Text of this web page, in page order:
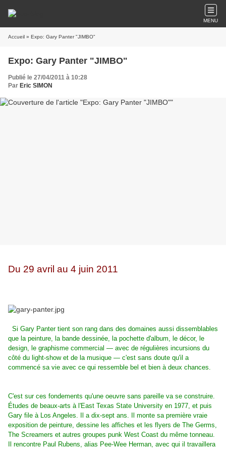
MENU
Accueil » Expo: Gary Panter "JIMBO"
Expo: Gary Panter "JIMBO"
Publié le 27/04/2011 à 10:28
Par Eric SIMON
Du 29 avril au 4 juin 2011
Si Gary Panter tient son rang dans des domaines aussi dissemblables
que la peinture, la bande dessinée, la pochette d'album, le décor, le
design, le graphisme commercial — avec de régulières incursions du
côté du light-show et de la musique — c'est sans doute qu'il a
commencé sa vie avec ce qui ressemble bel et bien à deux chances.
C'est sur ces fondements qu'une oeuvre sans pareille va se construire.
Études de beaux-arts à l'East Texas State University en 1977, et puis
Gary file à Los Angeles. Il a dix-sept ans. Il monte sa première vraie
exposition de peinture, dessine les affiches et les flyers de The Germs,
The Screamers et autres groupes punk West Coast du même tonneau.
Il rencontre Paul Rubens, alias Pee-Wee Herman, avec qui il travaillera